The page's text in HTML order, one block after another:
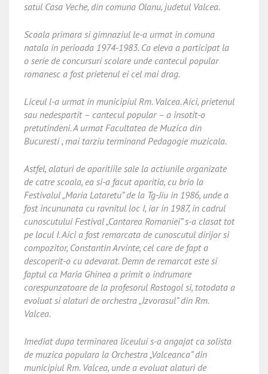
satul Casa Veche, din comuna Olanu, judetul Valcea.
Scoala primara si gimnaziul le-a urmat in comuna
natala in perioada 1974-1983. Ca eleva a participat la
o serie de concursuri scolare unde cantecul popular
romanesc a fost prietenul ei cel mai drag.
Liceul l-a urmat in municipiul Rm. Valcea. Aici, prietenul
sau nedespartit – cantecul popular – a insotit-o
pretutindeni. A urmat Facultatea de Muzica din
Bucuresti , mai tarziu terminand Pedagogie muzicala.
Astfel, alaturi de aparitiile sale la actiunile organizate
de catre scoala, ea si-a facut aparitia, cu brio la
Festivalul „Maria Lataretu” de la Tg-Jiu in 1986, unde a
fost incununata cu ravnitul loc I, iar in 1987, in cadrul
cunoscutului Festival „Cantarea Romaniei” s-a clasat tot
pe locul I. Aici a fost remarcata de cunoscutul dirijor si
compozitor, Constantin Arvinte, cel care de fapt a
descoperit-o cu adevarat. Demn de remarcat este si
faptul ca Maria Ghinea a primit o indrumare
corespunzatoare de la profesorul Rostogol si, totodata a
evoluat si alaturi de orchestra „Izvorasul” din Rm.
Valcea.
Imediat dupa terminarea liceului s-a angajat ca solista
de muzica populara la Orchestra „Valceanca” din
municipiul Rm. Valcea, unde a evoluat alaturi de